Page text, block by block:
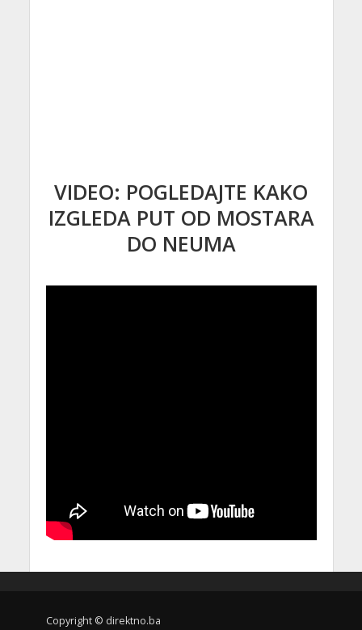
VIDEO: POGLEDAJTE KAKO
IZGLEDA PUT OD MOSTARA
DO NEUMA
Copyright © direktno.ba